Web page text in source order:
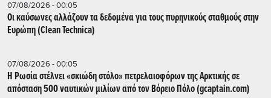
07/08/2026 - 00:05
Οι καύσωνες αλλάζουν τα δεδομένα για τους πυρηνικούς σταθμούς στην
Ευρώπη (Clean Technica)
07/08/2026 - 00:05
Η Ρωσία στέλνει «σκιώδη στόλο» πετρελαιοφόρων της Αρκτικής σε
απόσταση 500 ναυτικών μιλίων από τον Βόρειο Πόλο (gcaptain.com)